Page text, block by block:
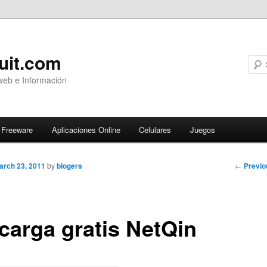
e Información
Freeware Aplicaciones Online Celulares Juegos
Post
←
gratis NetQin
23, 2011 byblogers